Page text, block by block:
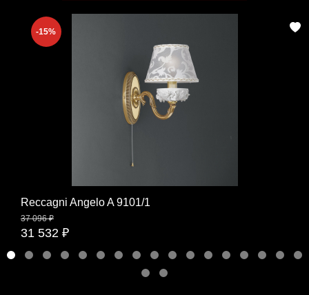
-15%
Reccagni Angelo A 9101/1
37 096 ₽
31 532 ₽